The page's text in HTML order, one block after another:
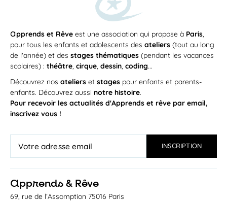
apprends et Rêve est une association qui propose à Paris,
pour tous les enfants et adolescents des ateliers (tout au long
de l'année) et des stages thématiques (pendant les vacances
scolaires) : théâtre, cirque, dessin, coding...
Découvrez nos ateliers et stages pour enfants et parents-
enfants. Découvrez aussi notre histoire.
Pour recevoir les actualités d'Apprends et rêve par email,
inscrivez vous !
apprends & Rêve
69, rue de l’Assomption 75016 Paris